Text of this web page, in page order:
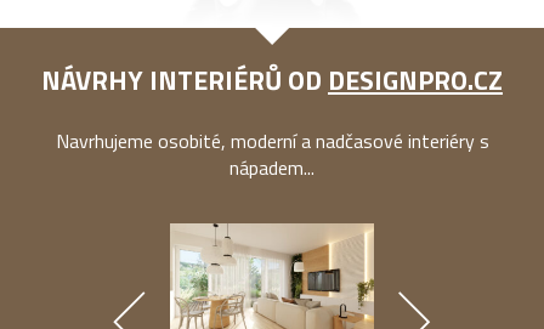
NÁVRHY INTERIÉRŮ OD DESIGNPRO.CZ
Navrhujeme osobité, moderní a nadčasové interiéry s
nápadem...